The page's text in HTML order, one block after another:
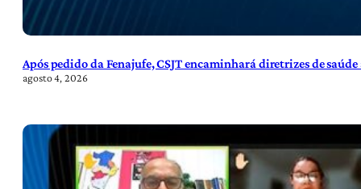
Após pedido da Fenajufe, CSJT encaminhará diretrizes de
agosto 4, 2026